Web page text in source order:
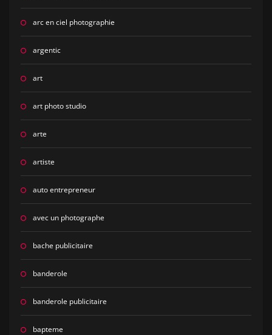
arc en ciel photographie
argentic
art
art photo studio
arte
artiste
auto entrepreneur
avec un photographe
bache publicitaire
banderole
banderole publicitaire
bapteme